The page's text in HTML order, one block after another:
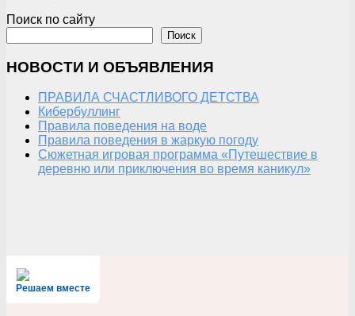
Поиск по сайту
Поиск
НОВОСТИ И ОБЪЯВЛЕНИЯ
ПРАВИЛА СЧАСТЛИВОГО ДЕТСТВА
Кибербуллинг
Правила поведения на воде
Правила поведения в жаркую погоду
Сюжетная игровая программа «Путешествие в
деревню или приключения во время каникул»
Решаем вместе